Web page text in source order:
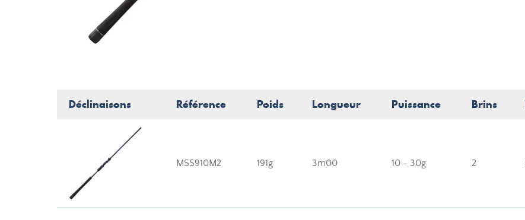
Déclinaisons Référence Poids Longueur Puissance Brins
MSS910M2 191g 3m00 10 - 30g 2